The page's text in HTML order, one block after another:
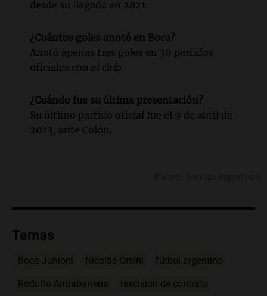
desde su llegada en 2021.
¿Cuántos goles anotó en Boca?
Anotó apenas tres goles en 36 partidos
oficiales con el club.
¿Cuándo fue su última presentación?
Su último partido oficial fue el 9 de abril de
2023, ante Colón.
Temas
Boca Juniors Nicolás Orsini fútbol argentino
Rodolfo Arruabarrena rescisión de contrato